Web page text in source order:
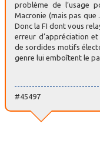
problème de l’usage
Macronie (mais pas que
Donc la FI dont vous
erreur d’appréciation
de sordides motifs
genre lui emboîtent le
#45497